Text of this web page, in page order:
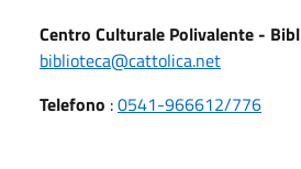
Centro Culturale Polivalente -
biblioteca@cattolica.net
Telefono :0541-966612/776